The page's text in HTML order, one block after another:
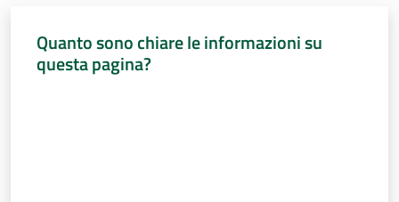
Notizie
Quanto sono chiare le informazioni su
questa pagina?